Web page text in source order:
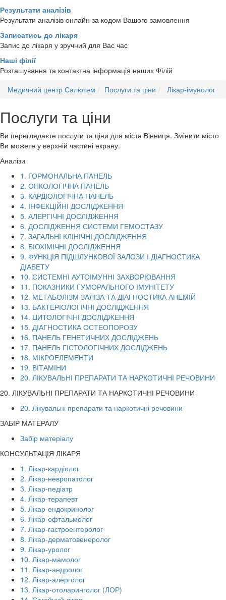
Результати аналiзiв
Результати аналізів онлайн за кодом Вашого замовлення
Записатись до лікаря
Запис до лікаря у зручний для Вас час
Наші філії
Розташування та контактна інформація наших Філій
Медичний центр Салютем
Послуги та ціни Лікар-імунолог
Послуги та ціни
Ви переглядаєте послуги та ціни для міста Вінниця. Змінити місто
Ви можете у верхній частині екрану.
Аналізи
1. ГОРМОНАЛЬНА ПАНЕЛЬ
2. ОНКОЛОГІЧНА ПАНЕЛЬ
3. КАРДІОЛОГІЧНА ПАНЕЛЬ
4. ІНФЕКЦІЙНІ ДОСЛІДЖЕННЯ
5. АЛЕРГІЧНІ ДОСЛІДЖЕННЯ
6. ДОСЛІДЖЕННЯ СИСТЕМИ ГЕМОСТАЗУ
7. ЗАГАЛЬНІ КЛІНІЧНІ ДОСЛІДЖЕННЯ
8. БІОХІМІЧНІ ДОСЛІДЖЕННЯ
9. ФУНКЦІЯ ПІДШЛУНКОВОЇ ЗАЛОЗИ І ДІАГНОСТИКА
ДІАБЕТУ
10. СИСТЕМНІ АУТОІМУННІ ЗАХВОРЮВАННЯ
11. ПОКАЗНИКИ ГУМОРАЛЬНОГО ІМУНІТЕТУ
12. МЕТАБОЛІЗМ ЗАЛІЗА ТА ДІАГНОСТИКА АНЕМІЙ
13. БАКТЕРІОЛОГІЧНІ ДОСЛІДЖЕННЯ
14. ЦИТОЛОГІЧНІ ДОСЛІДЖЕННЯ
15. ДІАГНОСТИКА ОСТЕОПОРОЗУ
16. ПАНЕЛЬ ГЕНЕТИЧНИХ ДОСЛІДЖЕНЬ
17. ПАНЕЛЬ ГІСТОЛОГІЧНИХ ДОСЛІДЖЕНЬ
18. МІКРОЕЛЕМЕНТИ
19. ВІТАМІНИ
20. ЛІКУВАЛЬНІ ПРЕПАРАТИ ТА НАРКОТИЧНІ РЕЧОВИНИ
20. ЛІКУВАЛЬНІ ПРЕПАРАТИ ТА НАРКОТИЧНІ РЕЧОВИНИ
20. Лікувальні препарати та наркотичні речовини
ЗАБІР МАТЕРАЛУ
Забір матеріалу
КОНСУЛЬТАЦІЯ ЛІКАРЯ
1. Лікар-кардіолог
2. Лікар-невропатолог
3. Лікар-педіатр
4. Лікар-терапевт
5. Лікар-ендокринолог
6. Лікар-офтальмолог
7. Лікар-гастроентеролог
8. Лікар-дерматовенеролог
9. Лікар-уролог
10. Лікар-мамолог
11. Лікар-андролог
12. Лікар-алерголог
13. Лікар-отоларинголог (ЛОР)